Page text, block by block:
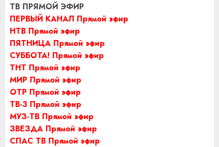
ТВ ПРЯМОЙ ЭФИР
ПЕРВЫЙ КАНАЛ Прямой эфир
НТВ Прямой эфир
ПЯТНИЦА Прямой эфир
СУББОТА! Прямой эфир
ТНТ Прямой эфир
МИР Прямой эфир
ОТР Прямой эфир
ТВ-3 Прямой эфир
МУЗ-ТВ Прямой эфир
ЗВЕЗДА Прямой эфир
СПАС ТВ Прямой эфир